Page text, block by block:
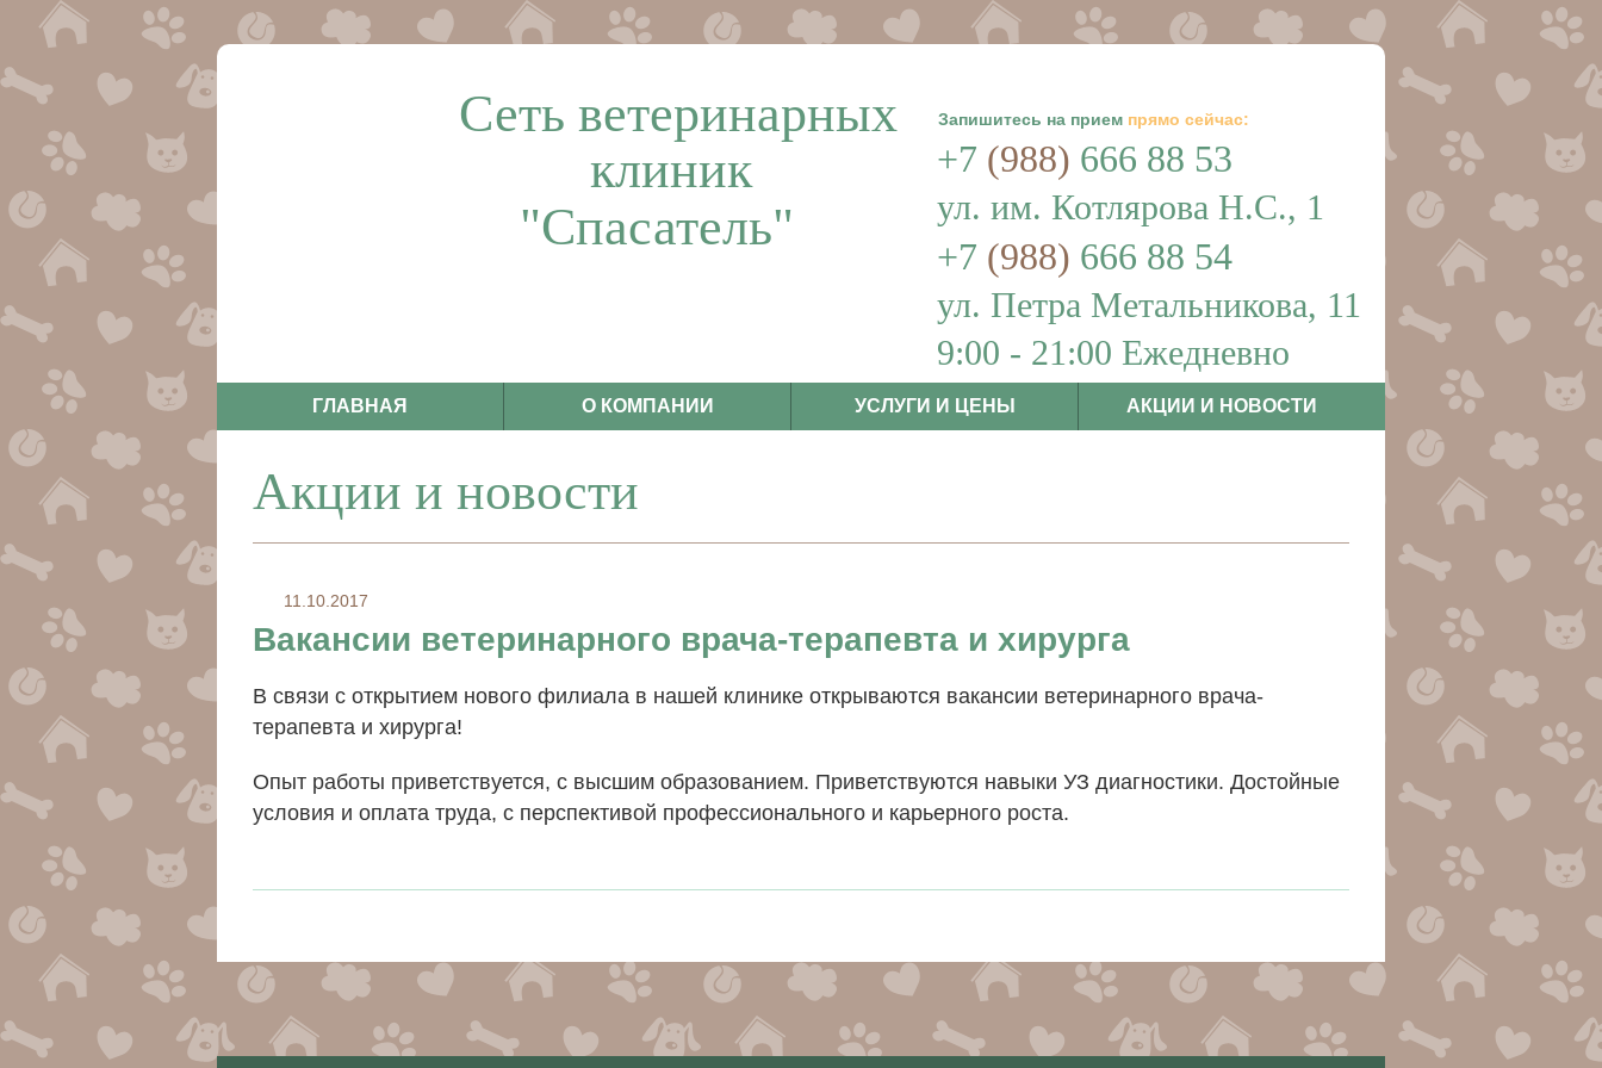
Сеть ветеринарных
клиник
"Спасатель"
Запишитесь на прием прямо сейчас:
+7 (988) 666 88 53
ул. им. Котлярова Н.С., 1
+7 (988) 666 88 54
ул. Петра Метальникова, 11
9:00 - 21:00 Ежедневно
ГЛАВНАЯ О КОМПАНИИ УСЛУГИ И ЦЕНЫ АКЦИИ И НОВОСТИ
Акции и новости
11.10.2017
Вакансии ветеринарного врача-терапевта и хирурга
В связи с открытием нового филиала в нашей клинике открываются вакансии ветеринарного врача-
терапевта и хирурга!
Опыт работы приветствуется, с высшим образованием. Приветствуются навыки УЗ диагностики. Достойные
условия и оплата труда, с перспективой профессионального и карьерного роcта.